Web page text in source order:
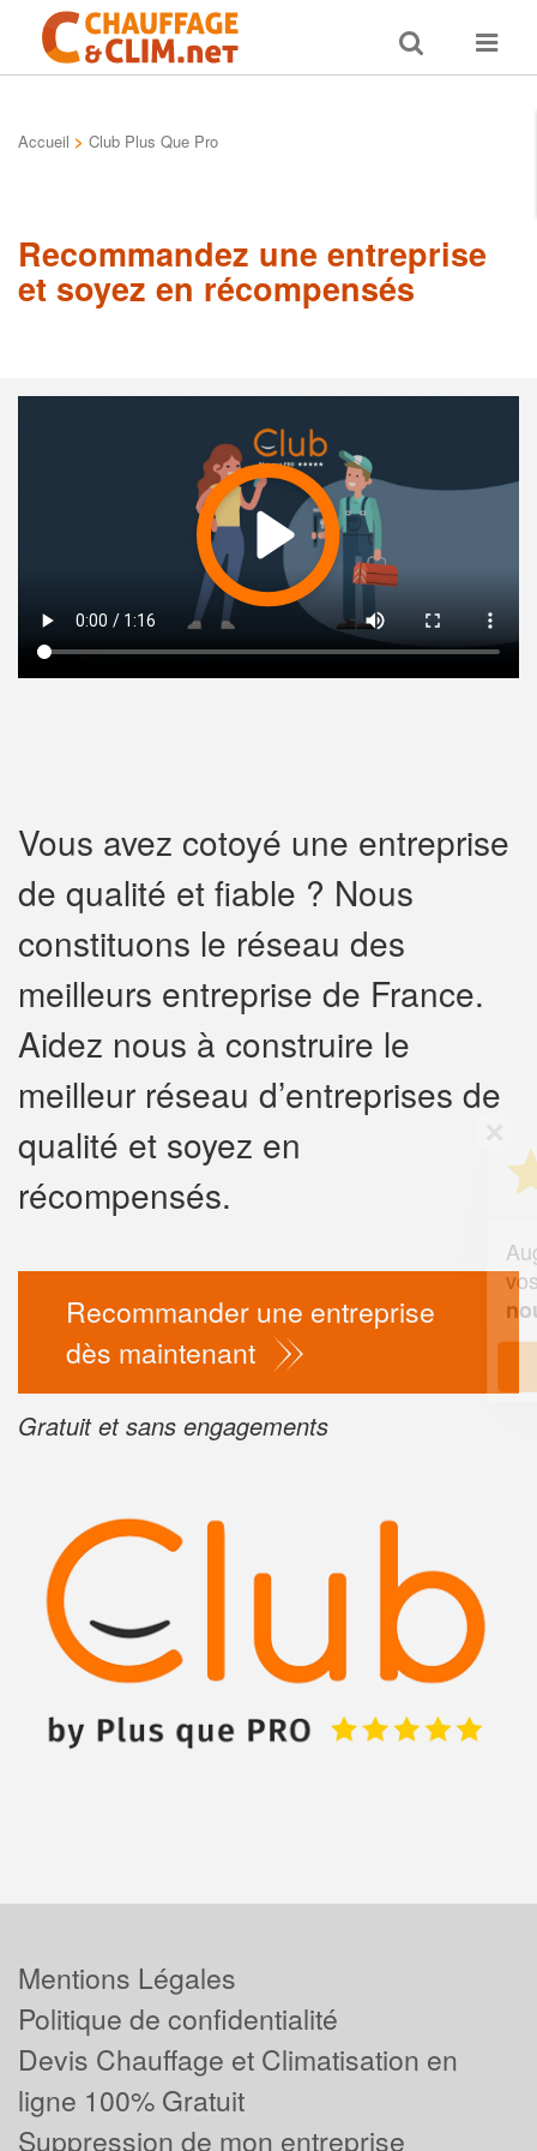
Toggle
search
Toggle
Accueil > Club Plus Que Pro
Recommandez une entreprise
et soyez en récompensés
Vous avez cotoyé une entreprise
de qualité et fiable ? Nous
constituons le réseau des
meilleurs entreprise de France.
Aidez nous à construire le
meilleur réseau d’entreprises de
qualité et soyez en
récompensés.
Recommander une entreprise
dès maintenant
Gratuit et sans engagements
✕
professionnel
chiffre
vosmargestout en
nouveaux clients
Mentions Légales
Politique de confidentialité
Devis Chauffage et Climatisation en
ligne 100% Gratuit
Suppression de mon entreprise